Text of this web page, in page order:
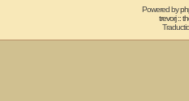
Powered by
trevorj ::